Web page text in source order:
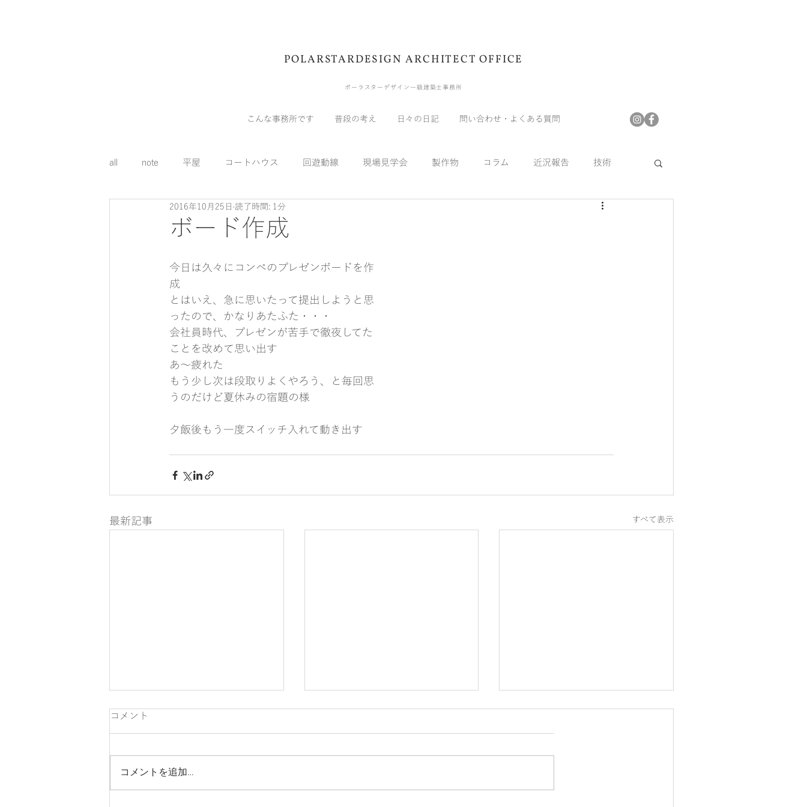
POLARSTARDESIGN ARCHITECT OFFICE
こんな事務所です 普段の考え 日々の日記 問い合わせ・よくある質問
ポーラスターデザイン一級建築士事務所
all note 平屋 コートハウス 回遊動線 現場見学会 製作物 コラム 近況報告 技術
料理 コスト 展示会
ボード作成
2016年10月25日 読了時間: 1分
今日は久々にコンペのプレゼンボードを作
成
とはいえ、急に思いたって提出しようと思
ったので、かなりあたふた・・・
会社員時代、プレゼンが苦手で徹夜してた
ことを改めて思い出す
あ〜疲れた
もう少し次は段取りよくやろう、と毎回思
うのだけど夏休みの宿題の様
夕飯後もう一度スイッチ入れて動き出す
最新記事 すべて表示
コメント
コメントを追加…